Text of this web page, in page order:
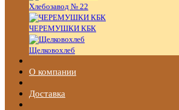
Хлебозавод № 22
ЧЕРЕМУШКИ КБК
Щелковохлеб
О компании
Доставка